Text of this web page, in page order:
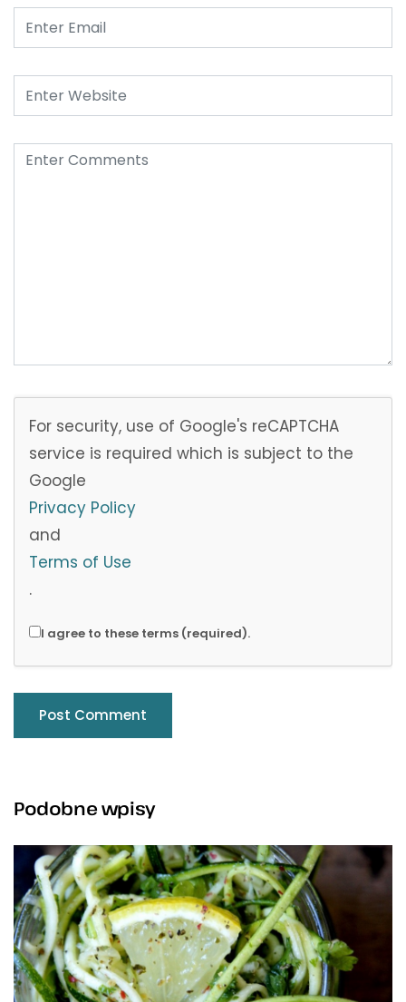
For security, use of Google's reCAPTCHA
service is required which is subject to the
Google
Privacy Policy
and
Terms of Use
.
I agree to these terms (required).
Podobne wpisy